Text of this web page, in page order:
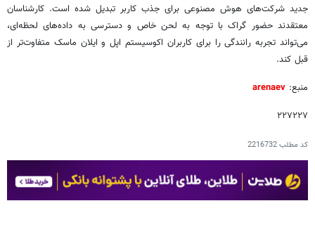
جدید شرکت‌های هوش مصنوعی برای جذب کاربر تبدیل شده است. کارشناسان
معتقدند حضور گراک با توجه به لحن خاص و دسترسی به داده‌های لحظه‌ای،
می‌تواند تجربه رانندگی را برای کاربران اکوسیستم اپل و ایلان ماسک متفاوت‌تر از
قبل کند.
منبع: arenaev
۲۲۷۲۲۷
کد مطلب2216732